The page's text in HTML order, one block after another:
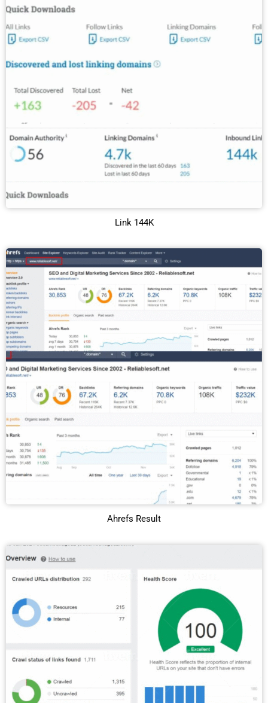
Link 144K
Ahrefs Result